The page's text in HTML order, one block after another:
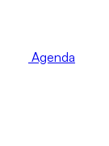
Agenda